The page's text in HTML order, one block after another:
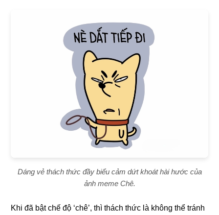
Dáng vẻ thách thức đầy biểu cảm dứt khoát hài hước của
ảnh meme Chê.
Khi đã bật chế độ ‘chê’, thì thách thức là không thể tránh